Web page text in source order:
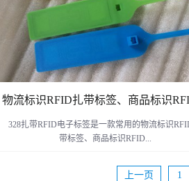
物流标识RFID扎带标签、商品标识
带标签-WB328扎带RFID电子标签
328扎带RFID电子标签是一款常用的物流标识
带标签、商品标识RFID...
上一页 1